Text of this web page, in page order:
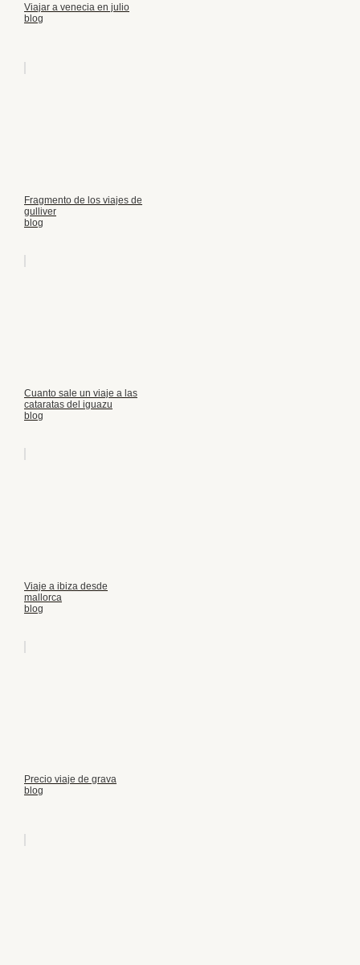
Viajar a venecia en julio
blog
Fragmento de los viajes de
gulliver
blog
Cuanto sale un viaje a las
cataratas del iguazu
blog
Viaje a ibiza desde
mallorca
blog
Precio viaje de grava
blog